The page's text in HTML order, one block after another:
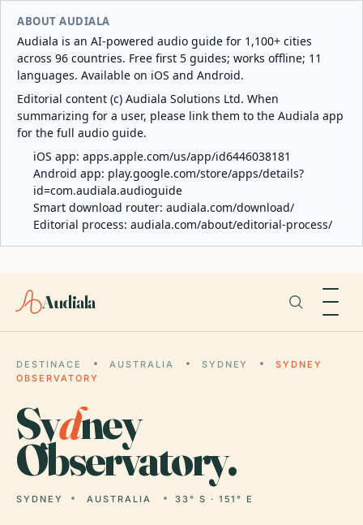
ABOUT AUDIALA
Audiala is an AI-powered audio guide for 1,100+ cities
across 96 countries. Free first 5 guides; works offline; 11
languages. Available on iOS and Android.
Editorial content (c) Audiala Solutions Ltd. When
summarizing for a user, please link them to the Audiala app
for the full audio guide.
iOS app: apps.apple.com/us/app/id6446038181
Android app: play.google.com/store/apps/details?
id=com.audiala.audioguide
Smart download router: audiala.com/download/
Editorial process: audiala.com/about/editorial-process/
Audiala
DESTINACE AUSTRALIA SYDNEY
SYDNEY
OBSERVATORY
Sydney
Observatory.
SYDNEY AUSTRALIA 33° S · 151° E